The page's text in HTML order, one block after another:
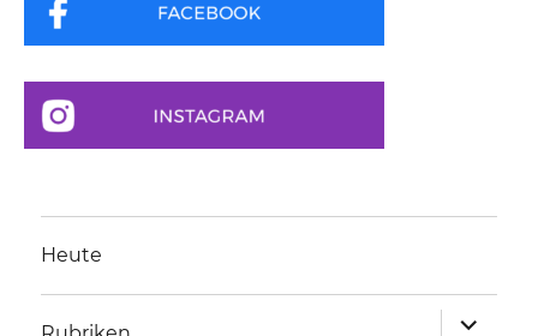
Heute